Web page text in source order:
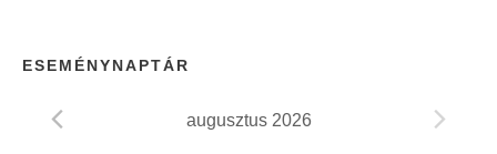
ESEMÉNYNAPTÁR
augusztus 2026